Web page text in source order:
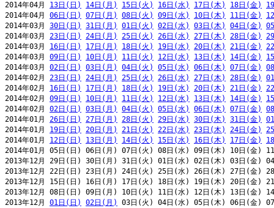
2014年04月 13日(日) 14日(月) 15日(火) 16日(水) 17日(木) 18日(金)
2014年04月 06日(日) 07日(月) 08日(火) 09日(水) 10日(木) 11日(金)
2014年03月 30日(日) 31日(月) 01日(火) 02日(水) 03日(木) 04日(金)
2014年03月 23日(日) 24日(月) 25日(火) 26日(水) 27日(木) 28日(金)
2014年03月 16日(日) 17日(月) 18日(火) 19日(水) 20日(木) 21日(金)
2014年03月 09日(日) 10日(月) 11日(火) 12日(水) 13日(木) 14日(金)
2014年03月 02日(日) 03日(月) 04日(火) 05日(水) 06日(木) 07日(金)
2014年02月 23日(日) 24日(月) 25日(火) 26日(水) 27日(木) 28日(金)
2014年02月 16日(日) 17日(月) 18日(火) 19日(水) 20日(木) 21日(金)
2014年02月 09日(日) 10日(月) 11日(火) 12日(水) 13日(木) 14日(金)
2014年02月 02日(日) 03日(月) 04日(火) 05日(水) 06日(木) 07日(金)
2014年01月 26日(日) 27日(月) 28日(火) 29日(水) 30日(木) 31日(金)
2014年01月 19日(日) 20日(月) 21日(火) 22日(水) 23日(木) 24日(金)
2014年01月 12日(日) 13日(月) 14日(火) 15日(水) 16日(木) 17日(金)
2014年01月 05日(日) 06日(月) 07日(火) 08日(水) 09日(木) 10日(金)
2013年12月 29日(日) 30日(月) 31日(火) 01日(水) 02日(木) 03日(金)
2013年12月 22日(日) 23日(月) 24日(火) 25日(水) 26日(木) 27日(金)
2013年12月 15日(日) 16日(月) 17日(火) 18日(水) 19日(木) 20日(金)
2013年12月 08日(日) 09日(月) 10日(火) 11日(水) 12日(木) 13日(金)
2013年12月 01日(日) 02日(月)
03日(火) 04日(水) 05日(木) 06日(金)